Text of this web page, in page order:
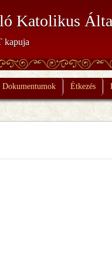
Katolikus
kapuja
Dokumentumok Étkezés